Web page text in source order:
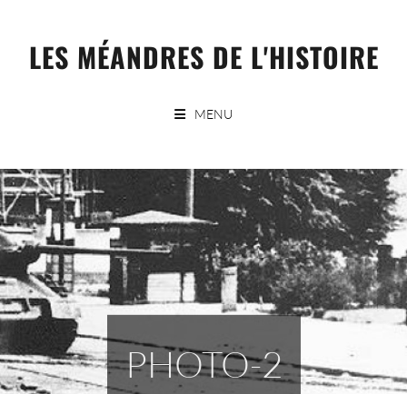
contentLES MÉANDRES DE L'HISTOIRE
MENU
PHOTO-2